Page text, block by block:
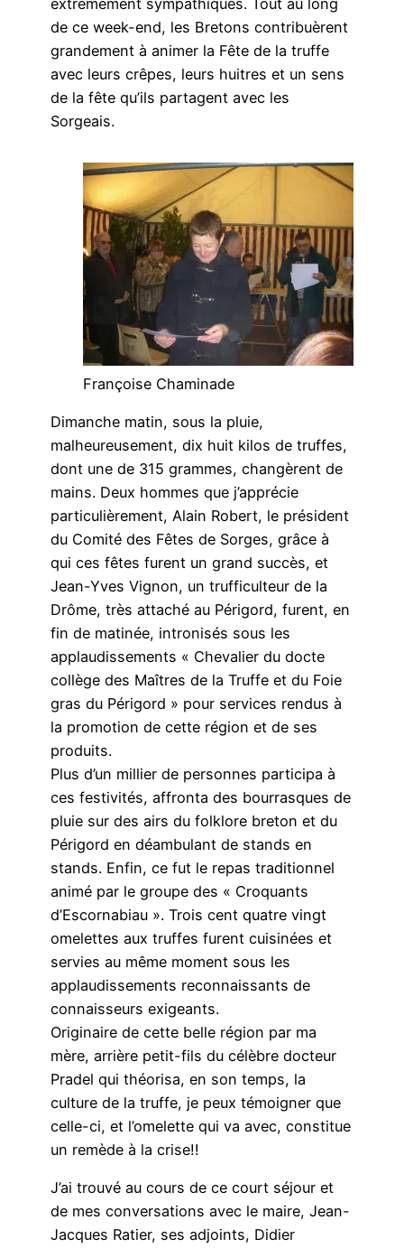
de ce week-end, les Bretons contribuèrent
grandement à animer la Fête de la truffe
avec leurs crêpes, leurs huitres et un sens
de la fête qu’ils partagent avec les
Sorgeais.
Françoise Chaminade
Dimanche matin, sous la pluie,
malheureusement, dix huit kilos de truffes,
dont une de 315 grammes, changèrent de
mains. Deux hommes que j’apprécie
particulièrement, Alain Robert, le président
du Comité des Fêtes de Sorges, grâce à
qui ces fêtes furent un grand succès, et
Jean-Yves Vignon, un trufficulteur de la
Drôme, très attaché au Périgord, furent, en
fin de matinée, intronisés sous les
applaudissements « Chevalier du docte
collège des Maîtres de la Truffe et du Foie
gras du Périgord » pour services rendus à
la promotion de cette région et de ses
produits.
Plus d’un millier de personnes participa à
ces festivités, affronta des bourrasques de
pluie sur des airs du folklore breton et du
Périgord en déambulant de stands en
stands. Enfin, ce fut le repas traditionnel
animé par le groupe des « Croquants
d’Escornabiau ». Trois cent quatre vingt
omelettes aux truffes furent cuisinées et
servies au même moment sous les
applaudissements reconnaissants de
connaisseurs exigeants.
Originaire de cette belle région par ma
mère, arrière petit-fils du célèbre docteur
Pradel qui théorisa, en son temps, la
culture de la truffe, je peux témoigner que
celle-ci, et l’omelette qui va avec, constitue
un remède à la crise!!
J’ai trouvé au cours de ce court séjour et
de mes conversations avec le maire, Jean-
Jacques Ratier, ses adjoints, Didier